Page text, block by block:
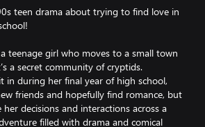
teen drama about trying to find love in
teenage girl who moves to a small town
a secret community of cryptids.
during her final year of high school,
friends and hopefully find romance, but
her decisions and interactions across a
filled with drama and comical